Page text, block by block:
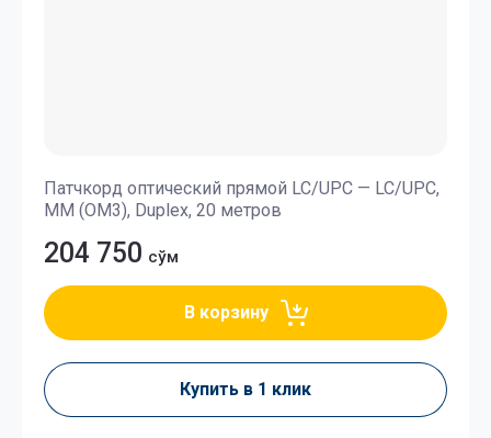
Патчкорд оптический прямой LC/UPC — LC/UPC,
МM (OM3), Duplex, 20 метров
204 750 сўм
В корзину
Купить в 1 клик